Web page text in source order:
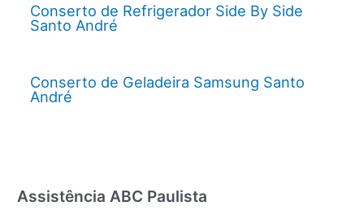
Conserto de Refrigerador Side By Side
Santo André
Conserto de Geladeira Samsung Santo
André
Assistência ABC Paulista